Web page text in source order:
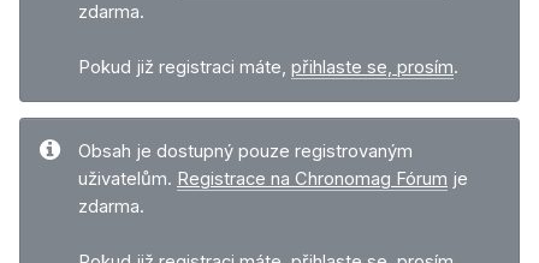
zdarma.
Pokud již registraci máte, přihlaste se, prosím.
Obsah je dostupný pouze registrovaným
uživatelům. Registrace na Chronomag Fórum je
zdarma.